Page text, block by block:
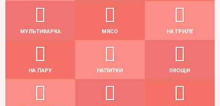
МУЛЬТИВАРКА МЯСО НА ГРИЛЕ
НА ПАРУ НАПИТКИ ОВОЩИ